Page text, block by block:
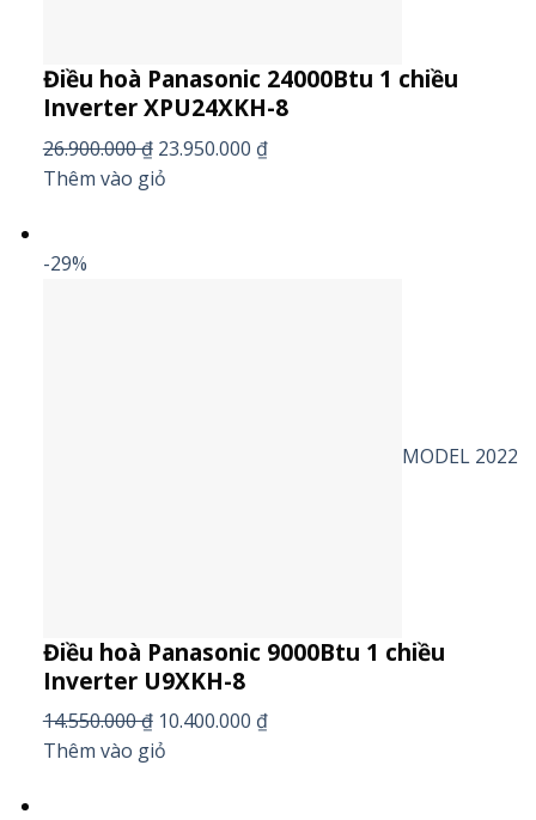
Điều hoà Panasonic 24000Btu 1 chiều
Inverter XPU24XKH-8
26.900.000 ₫ 23.950.000 ₫
Thêm vào giỏ
-29%
MODEL 2022
Điều hoà Panasonic 9000Btu 1 chiều
Inverter U9XKH-8
14.550.000 ₫ 10.400.000 ₫
Thêm vào giỏ